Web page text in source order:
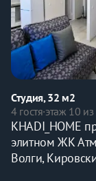
Студия, 32 м2
4 гостя·этаж 10 из
KHADI_HOME
элитном ЖК
Волги,